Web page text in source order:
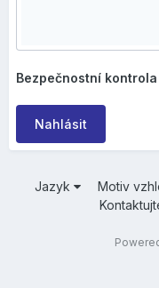
Bezpečnostní kontrola
Nahlásit
Jazyk Motiv